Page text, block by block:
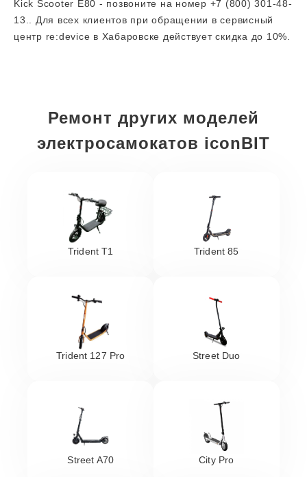
Kick Scooter E80 - позвоните на номер +7 (800) 301-48-
13.. Для всех клиентов при обращении в сервисный
центр re:device в Хабаровске действует скидка до 10%.
Ремонт других моделей
электросамокатов iconBIT
Trident T1 Trident 85
Trident 127 Pro Street Duo
Street A70 City Pro